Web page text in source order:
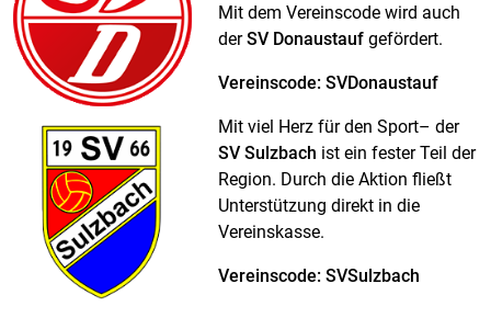
Mit dem Vereinscode wird auch
derSV Donaustaufgefördert.
Vereinscode: SVDonaustauf
Mit viel Herz für den Sport– der
SV Sulzbach ist ein fester Teil der
Region. Durch die Aktion fließt
Unterstützung direkt in die
Vereinskasse.
Vereinscode: SVSulzbach